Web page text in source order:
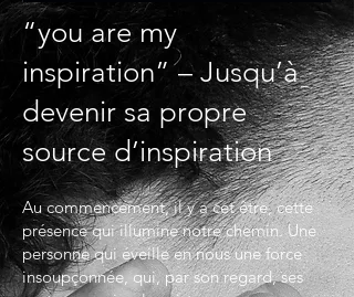
“you are my
inspiration” – Jusqu’à
devenir sa propre
source d’inspiration
Au commencement, il y a cet être, cette
présence qui illumine notre chemin. Une
personne qui éveille en nous une force
insoupçonnée, qui, par son regard, ses